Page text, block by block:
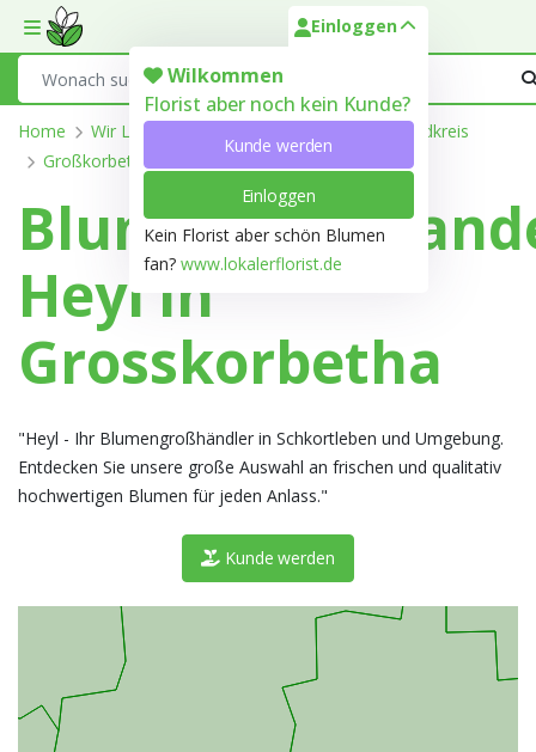
Toggle mobile menu
Einloggen
Wilkommen
Florist aber noch kein Kunde?
Kunde werden
Einloggen
Kein Florist aber schön Blumen
fan? www.lokalerflorist.de
Home Wir Liefern
Burgenlandkreis
Großkorbetha
Heyl in
Grosskorbetha
"Heyl - Ihr Blumengroßhändler in Schkortleben und Umgebung.
Entdecken Sie unsere große Auswahl an frischen und qualitativ
hochwertigen Blumen für jeden Anlass."
Kunde werden